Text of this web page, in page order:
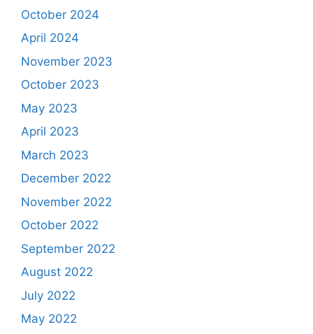
October 2024
April 2024
November 2023
October 2023
May 2023
April 2023
March 2023
December 2022
November 2022
October 2022
September 2022
August 2022
July 2022
May 2022